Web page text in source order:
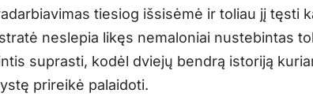
tiesiog išsisėmė ir toliau jį tęsti
neslepia likęs nemaloniai nustebintas
suprasti, kodėl dviejų bendrą istoriją
prireikė palaidoti.